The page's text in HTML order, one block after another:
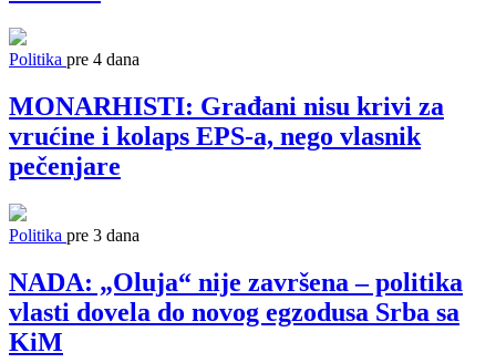
Politika pre 4 dana
MONARHISTI: Građani nisu krivi za
vrućine i kolaps EPS-a, nego vlasnik
pečenjare
Politika pre 3 dana
NADA: „Oluja“ nije završena – politika
vlasti dovela do novog egzodusa Srba sa
KiM